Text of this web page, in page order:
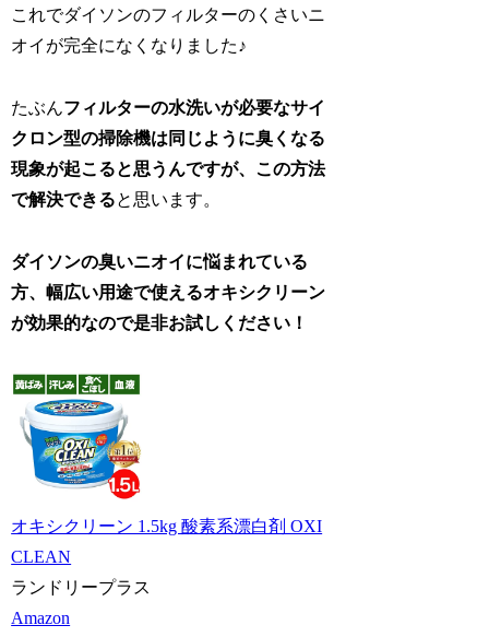
これでダイソンのフィルターのくさいニ
オイが完全になくなりました♪
たぶんフィルターの水洗いが必要なサイ
クロン型の掃除機は同じように臭くなる
現象が起こると思うんですが、この方法
で解決できると思います。
ダイソンの臭いニオイに悩まれている
方、幅広い用途で使えるオキシクリーン
が効果的なので是非お試しください！
オキシクリーン 1.5kg 酸素系漂白剤 OXI
CLEAN
ランドリープラス
Amazon